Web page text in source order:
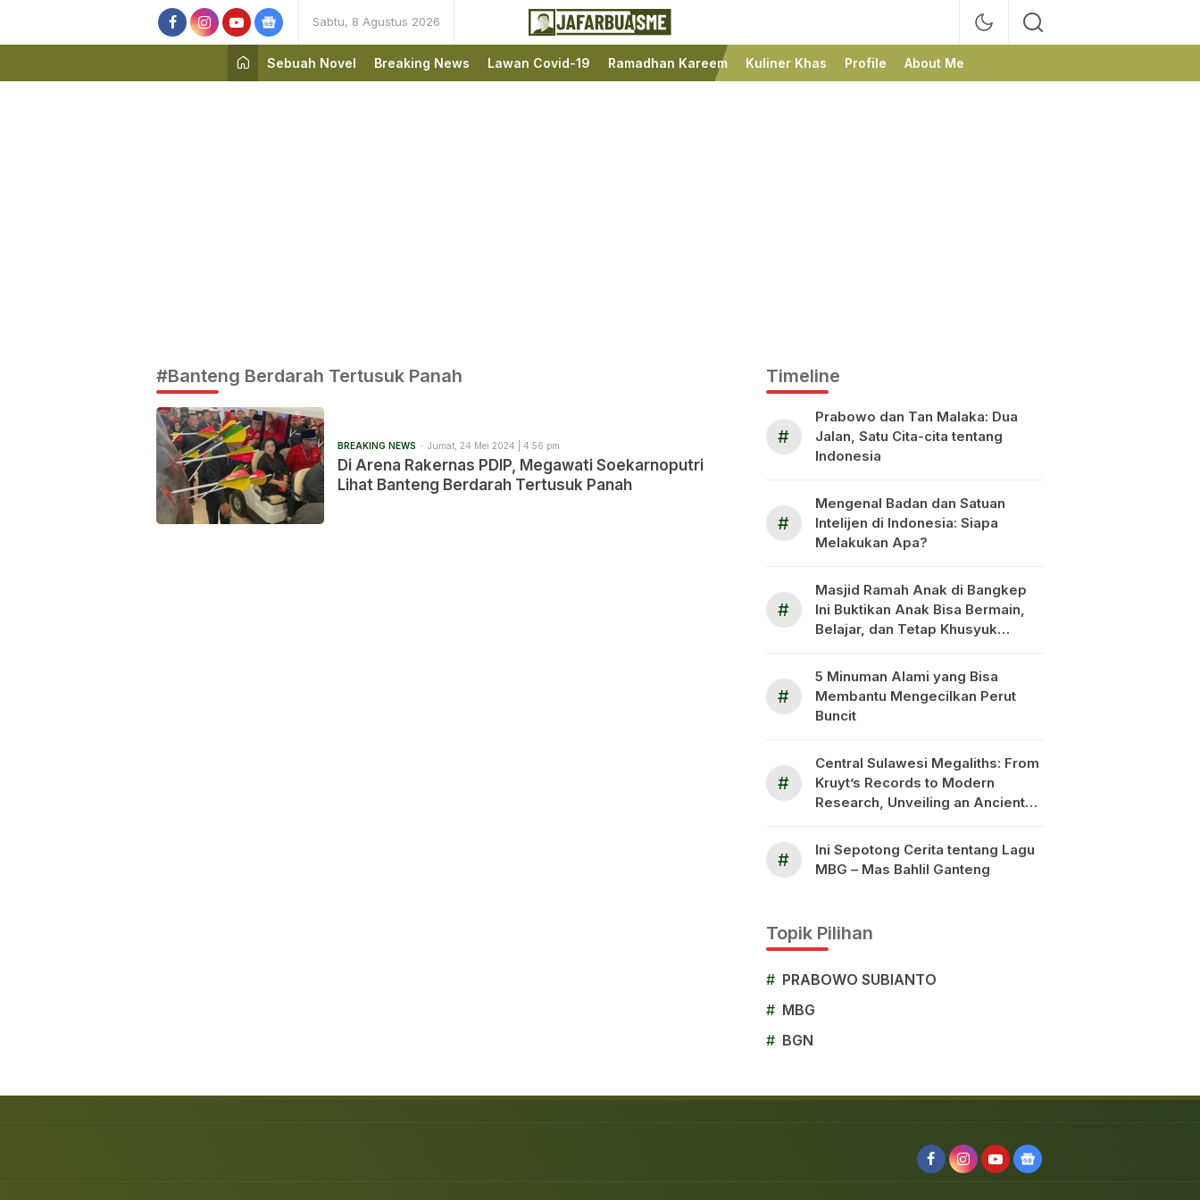
Sabtu, 8 Agustus 2026
JafarBua
Ini bukan Media Online,
Ini Jafarbuaisme.com
Sebuah Novel
Breaking News Lawan Covid-19 Ramadhan Kareem Kuliner Khas Profile About Me
#Banteng Berdarah Tertusuk Panah
BREAKING NEWS Jumat, 24 Mei 2024 | 4:56 pm
Di Arena Rakernas PDIP, Megawati Soekarnoputri
Lihat Banteng Berdarah Tertusuk Panah
Timeline
#
Prabowo dan Tan Malaka: Dua
Jalan, Satu Cita-cita tentang
Indonesia
#
Mengenal Badan dan Satuan
Intelijen di Indonesia: Siapa
Melakukan Apa?
#
Masjid Ramah Anak di Bangkep
Ini Buktikan Anak Bisa Bermain,
Belajar, dan Tetap Khusyuk
#
5 Minuman Alami yang Bisa
Membantu Mengecilkan Perut
Buncit
#
Central Sulawesi Megaliths: From
Kruyt’s Records to Modern
Research, Unveiling an Ancient
Sulawesi
#
Ini Sepotong Cerita tentang Lagu
MBG – Mas Bahlil Ganteng
Topik Pilihan
# PRABOWO SUBIANTO
# MBG
# BGN